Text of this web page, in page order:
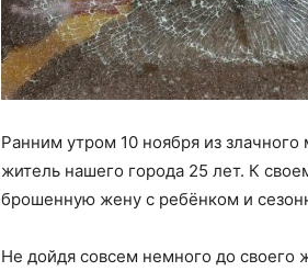
Ранним утром 10 ноября из
житель нашего города 25 лет. К
брошенную жену с ребёнком и
Не дойдя совсем немного до своего